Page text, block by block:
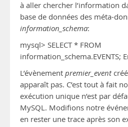
à aller chercher l’information
base de données des méta-
information_schema:
mysql> SELECT * FROM
information_schema.EVENTS;
L’évènement premier_event
apparaît pas. C’est tout à fait
exécution unique n’est par
MySQL. Modifions notre
en rester une trace après son